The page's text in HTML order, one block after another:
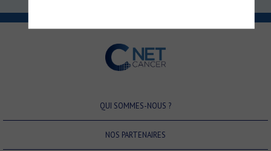
QUI SOMMES-NOUS ?
NOS PARTENAIRES